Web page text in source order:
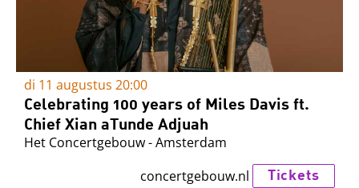
di 11 augustus 20:00
Celebrating 100 years of Miles Davis ft.
Chief Xian aTunde Adjuah
Het Concertgebouw - Amsterdam
concertgebouw.nl
Tickets